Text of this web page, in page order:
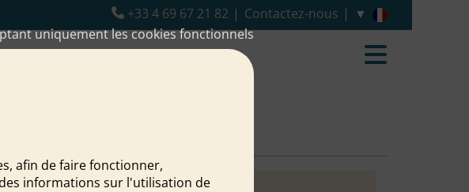
+33 4 69 67 21 82 Contactez-nous
?
uniquement les cookies fonctionnels
afin de faire fonctionner,
informations sur l'utilisation de